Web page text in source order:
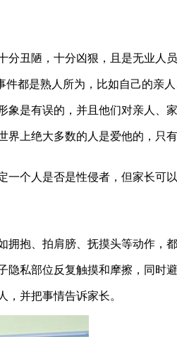
丑陋，十分凶狠，且是无业人
都是熟人所为，比如自己的亲
是有误的，并且他们对亲人、
界上绝大多数的人是爱他的，
一个人是否是性侵者，但家长
抱、拍肩膀、抚摸头等动作，
私部位反复触摸和摩擦，同时
并把事情告诉家长。